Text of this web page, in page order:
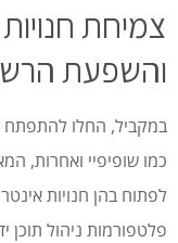
צמיחת
והשפעת
במקביל, החלו להתפתח
כמו שופיפיי ואחרות,
לפתוח בהן חנויות
פלטפורמות ניהול תוכן